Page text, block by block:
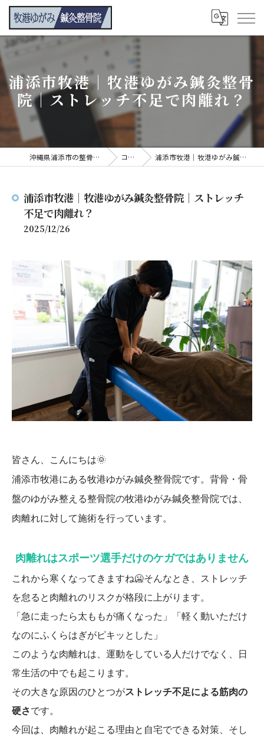
浦添市牧港｜牧港ゆがみ鍼灸整骨
院｜ストレッチ不足で肉離れ？
沖縄県浦添市の整骨院なら牧港ゆがみ鍼灸整骨院 コンテンツ 浦添市牧港｜牧港ゆがみ鍼灸整骨院｜ストレッチ不足で肉離れ？
浦添市牧港｜牧港ゆがみ鍼灸整骨院｜ストレッチ
不足で肉離れ？
2025/12/26
皆さん、こんにちは🌞
浦添市牧港にある牧港ゆがみ鍼灸整骨院です。背骨・骨
盤のゆがみ整える整骨院の牧港ゆがみ鍼灸整骨院では、
肉離れに対して施術を行っています。
肉離れはスポーツ選手だけのケガではありません
これから寒くなってきますね🥶そんなとき、ストレッチ
を怠ると肉離れのリスクが格段に上がります。
「急に走ったら太ももが痛くなった」「軽く動いただけ
なのにふくらはぎがピキッとした」
このような肉離れは、運動をしている人だけでなく、日
常生活の中でも起こります。
その大きな原因のひとつがストレッチ不足による筋肉の
硬さです。
今回は、肉離れが起こる理由と自宅でできる対策、そし